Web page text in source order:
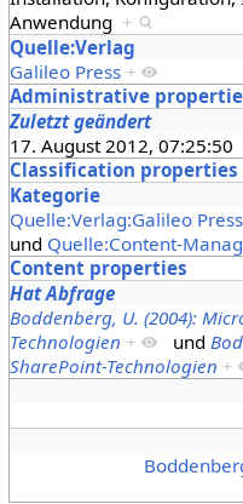
Anwendung +
Quelle:Verlag
Galileo Press +
Administrative
Zuletzt geändert
17. August 2012, 07:25:50
Classification properties
Kategorie
Quelle:Verlag:Galileo Press
und Quelle:Content-
Content properties
Hat Abfrage
Boddenberg, U. (2004):
Technologien + und
SharePoint-Technologien +